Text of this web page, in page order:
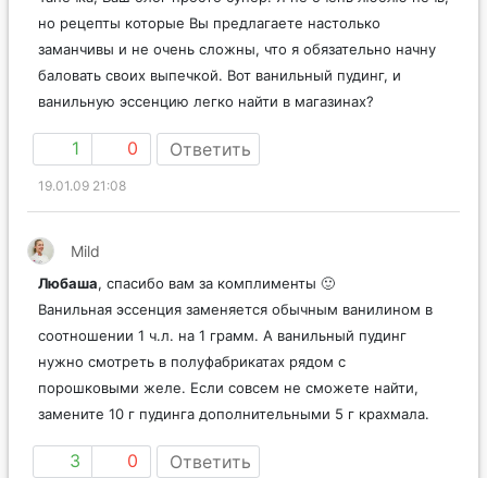
но рецепты которые Вы предлагаете настолько
заманчивы и не очень сложны, что я обязательно начну
баловать своих выпечкой. Вот ванильный пудинг, и
ванильную эссенцию легко найти в магазинах?
1 0 Ответить
19.01.09 21:08
Mild
Любаша, спасибо вам за комплименты 🙂
Ванильная эссенция заменяется обычным ванилином в
соотношении 1 ч.л. на 1 грамм. А ванильный пудинг
нужно смотреть в полуфабрикатах рядом с
порошковыми желе. Если совсем не сможете найти,
замените 10 г пудинга дополнительными 5 г крахмала.
3 0 Ответить